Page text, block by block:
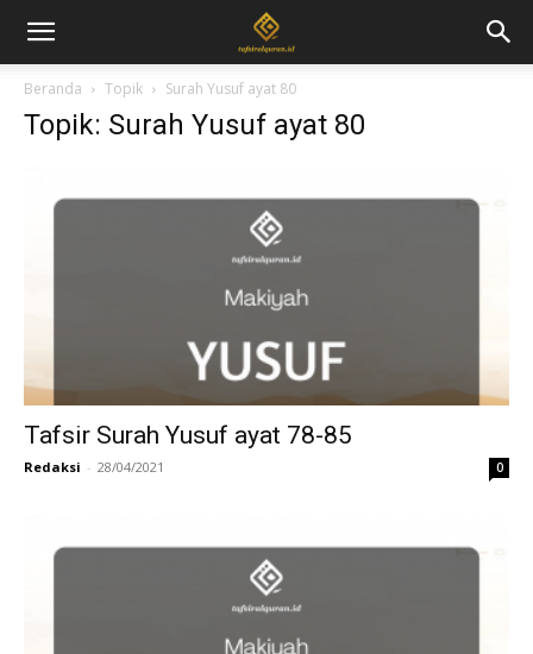
Beranda Topik Surah Yusuf ayat 80
Topik: Surah Yusuf ayat 80
Tafsir Surah Yusuf ayat 78-85
Redaksi - 28/04/2021 0